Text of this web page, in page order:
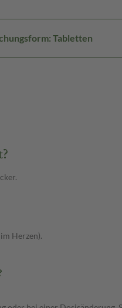
Tabletten
Herzen).